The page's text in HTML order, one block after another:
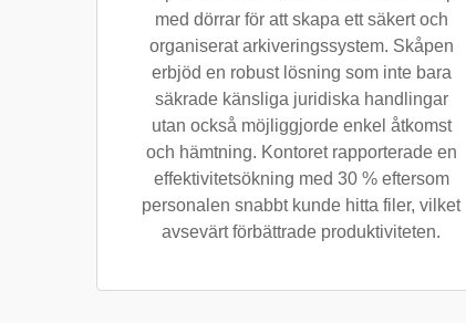
med dörrar för att skapa ett säkert och
organiserat arkiveringssystem. Skåpen
erbjöd en robust lösning som inte bara
säkrade känsliga juridiska handlingar
utan också möjliggjorde enkel åtkomst
och hämtning. Kontoret rapporterade en
effektivitetsökning med 30 % eftersom
personalen snabbt kunde hitta filer, vilket
avsevärt förbättrade produktiviteten.